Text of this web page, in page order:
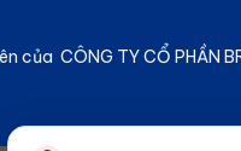
của CÔNG TY CỔ PHẦN